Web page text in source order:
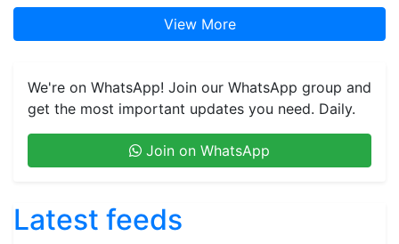
View More
We're on WhatsApp! Join our WhatsApp group and
get the most important updates you need. Daily.
Join on WhatsApp
Latest feeds